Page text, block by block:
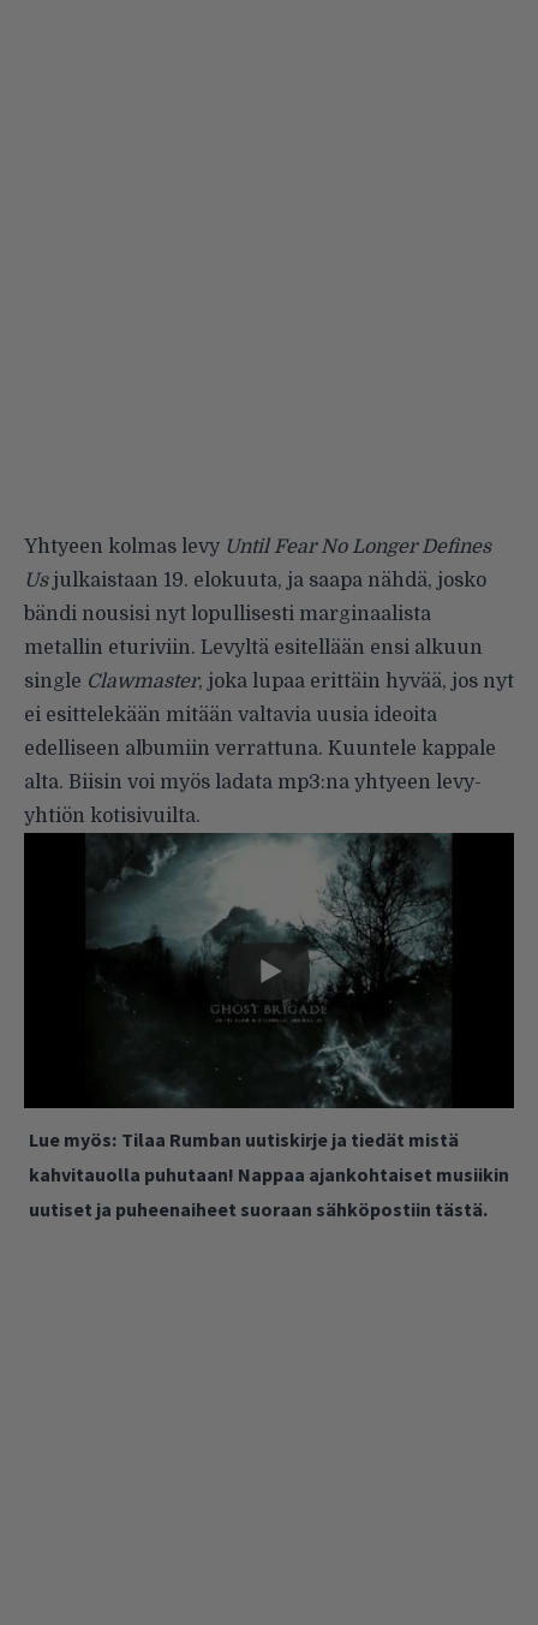
Yhtyeen kolmas levy Until Fear No Longer Defines
Usjulkaistaan 19. elokuuta, ja saapa nähdä, josko
bändi nousisi nyt lopullisesti marginaalista
metallin eturiviin. Levyltä esitellään ensi alkuun
single Clawmaster, joka lupaa erittäin hyvää, jos nyt
ei esittelekään mitään valtavia uusia ideoita
edelliseen albumiin verrattuna. Kuuntele kappale
alta. Biisin voi myös ladata mp3:na yhtyeen levy-
yhtiön kotisivuilta.
Lue myös: Tilaa Rumban uutiskirje ja tiedät mistä
kahvitauolla puhutaan! Nappaa ajankohtaiset musiikin
uutiset ja puheenaiheet suoraan sähköpostiin tästä.